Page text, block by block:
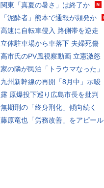
関東「真夏の暑さ」は終了か
「泥酔者」熊本で通報が頻発か
高速に自転車侵入 路側帯を逆走
立体駐車場から車落下 夫婦死傷
高市氏のPV風視察動画 立憲激怒
家の隣が民泊「トラウマなった」
九州新幹線の再開「8月中」示唆
露 原爆投下巡り広島市長を批判
無期刑の「終身刑化」傾向続く
藤原竜也「労務改善」をアピール